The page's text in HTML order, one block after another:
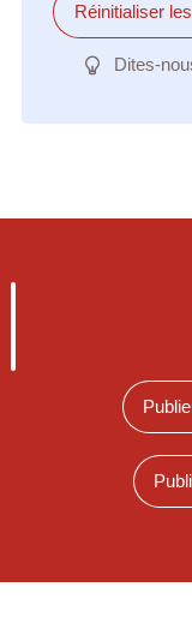
Réinitialiser
Dites-